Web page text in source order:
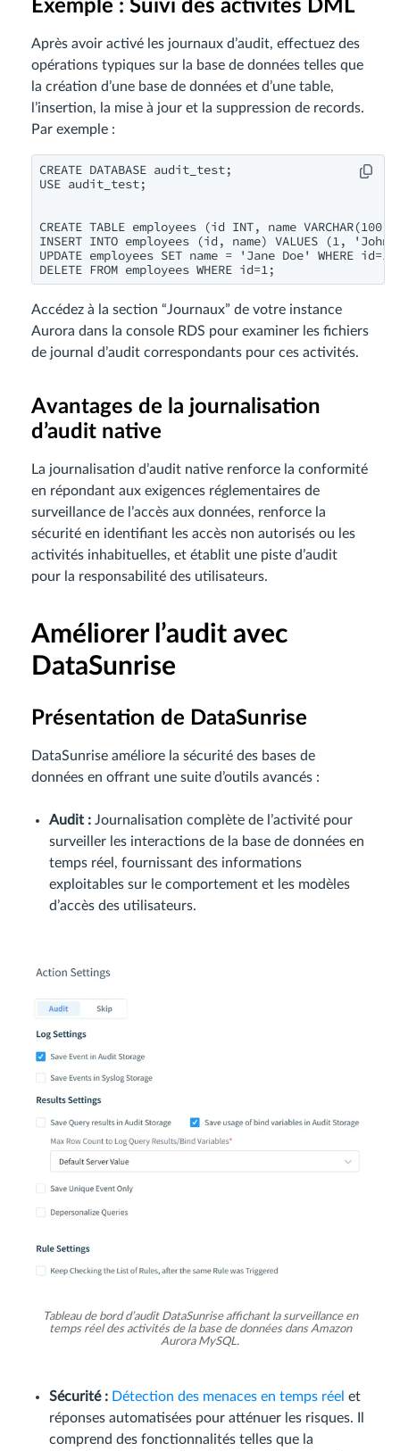
Exemple : Suivi des activités DML
Après avoir activé les journaux d’audit, effectuez des
opérations typiques sur la base de données telles que
la création d’une base de données et d’une table,
l’insertion, la mise à jour et la suppression de records.
Par exemple :
CREATE DATABASE audit_test;
USE audit_test;
CREATE TABLE employees (id INT, name
INSERT INTO employees (id, name) VALUES (1,
UPDATE employees SET name = 'Jane Doe' WHERE id=1;
DELETE FROM employees WHERE id=1;
Accédez à la section “Journaux” de votre instance
Aurora dans la console RDS pour examiner les fichiers
de journal d’audit correspondants pour ces activités.
Avantages de la journalisation
d’audit native
La journalisation d’audit native renforce la conformité
en répondant aux exigences réglementaires de
surveillance de l’accès aux données, renforce la
sécurité en identifiant les accès non autorisés ou les
activités inhabituelles, et établit une piste d’audit
pour la responsabilité des utilisateurs.
Améliorer l’audit avec
DataSunrise
Présentation de DataSunrise
DataSunrise améliore la sécurité des bases de
données en offrant une suite d’outils avancés :
Audit : Journalisation complète de l’activité pour
surveiller les interactions de la base de données en
temps réel, fournissant des informations
exploitables sur le comportement et les modèles
d’accès des utilisateurs.
Tableau de bord d’audit DataSunrise affichant la surveillance en
temps réel des activités de la base de données dans Amazon
Aurora MySQL.
Sécurité : Détection des menaces en temps réel et
réponses automatisées pour atténuer les risques. Il
comprend des fonctionnalités telles que la